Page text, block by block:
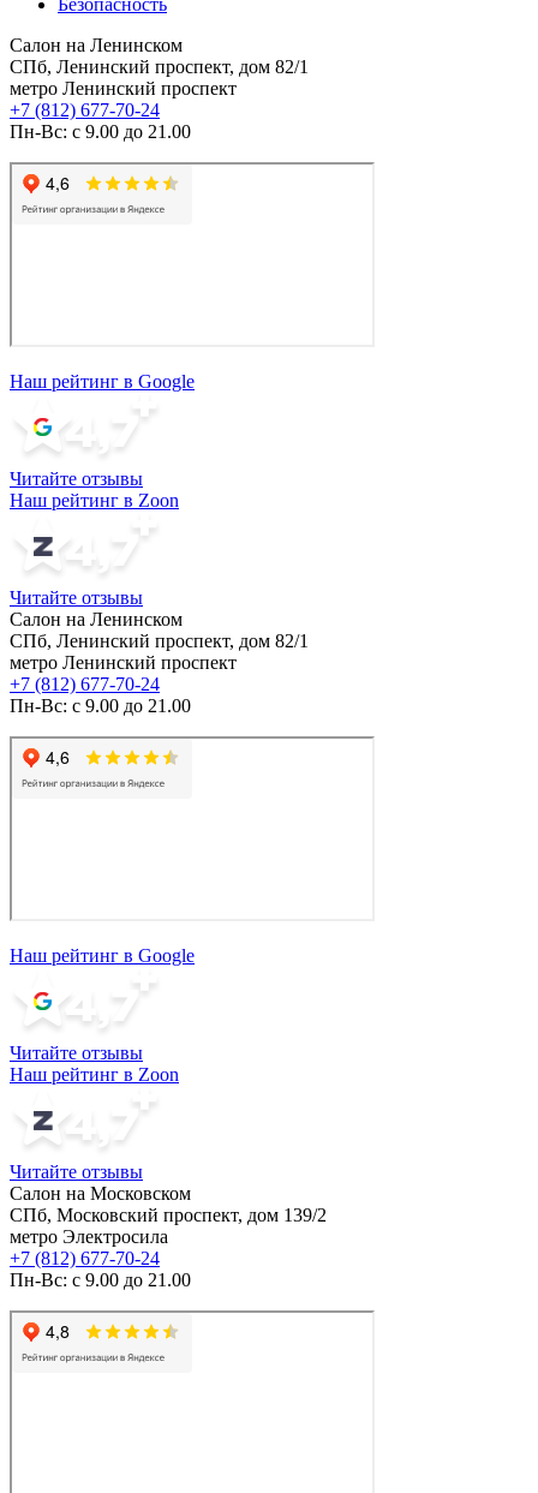
Безопасность
Салон на Ленинском
СПб, Ленинский проспект, дом 82/1
метро Ленинский проспект
+7 (812) 677-70-24
Пн-Вс: с 9.00 до 21.00
Наш рейтинг в Google
Читайте отзывы
Наш рейтинг в Zoon
Читайте отзывы
Салон на Ленинском
СПб, Ленинский проспект, дом 82/1
метро Ленинский проспект
+7 (812) 677-70-24
Пн-Вс: с 9.00 до 21.00
Наш рейтинг в Google
Читайте отзывы
Наш рейтинг в Zoon
Читайте отзывы
Салон на Московском
СПб, Московский проспект, дом 139/2
метро Электросила
+7 (812) 677-70-24
Пн-Вс: с 9.00 до 21.00